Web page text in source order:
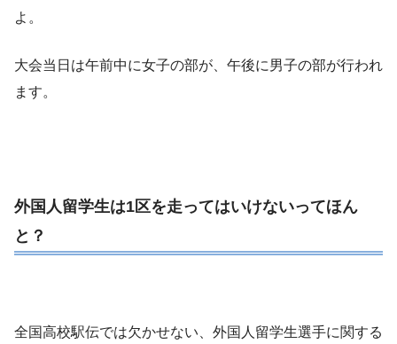
よ。
大会当日は午前中に女子の部が、午後に男子の部が行われ
ます。
外国人留学生は1区を走ってはいけないってほん
と？
全国高校駅伝では欠かせない、外国人留学生選手に関する